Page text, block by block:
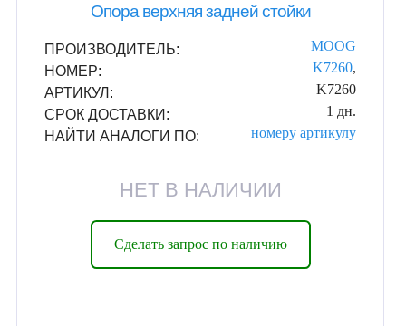
Опора верхняя задней стойки
ПРОИЗВОДИТЕЛЬ:
MOOG
НОМЕР:
K7260,
АРТИКУЛ:
K7260
СРОК ДОСТАВКИ:
1 дн.
НАЙТИ АНАЛОГИ ПО:
номеру артикулу
НЕТ В НАЛИЧИИ
Сделать запрос по наличию